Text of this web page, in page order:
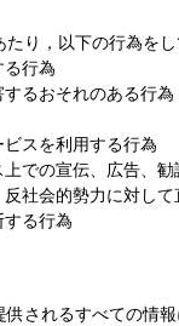
り，以下の行為をし
行為
るおそれのある行為
スを利用する行為
での宣伝、広告、
社会的勢力に対し
る行為
されるすべての情